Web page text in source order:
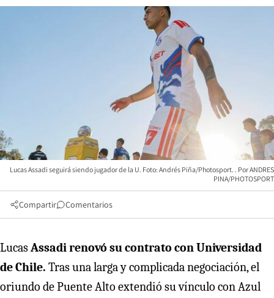
Lucas Assadi seguirá siendo jugador de la U. Foto: Andrés Piña/Photosport.
ANDRES
PINA/PHOTOSPORT
Compartir Comentarios
LucasAssadi renovó su contrato con Universidad
de Chile. Tras una larga y complicada negociación, el
oriundo de Puente Alto extendió su vínculo con Azul